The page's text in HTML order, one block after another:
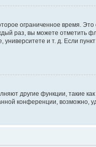
ограниченное время. Это
раз, вы можете отметить
и т. д. Если пункт
другие функции, такие
конференции, возможно,